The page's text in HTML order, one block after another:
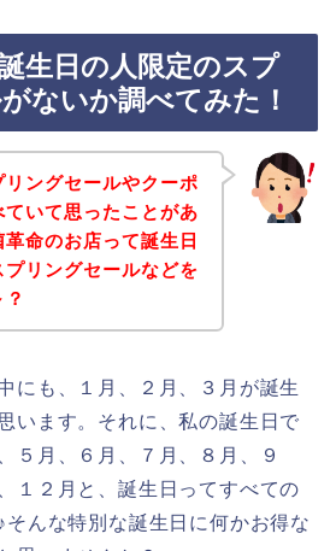
生日の人限定のスプ
ないか調べてみた！
ングセールやクーポ
いて思ったことがあ
命のお店って誕生日
リングセールなどを
にも、１月、２月、３月が誕生
います。それに、私の誕生日で
５月、６月、７月、８月、９
１２月と、誕生日ってすべての
そんな特別な誕生日に何かお得な